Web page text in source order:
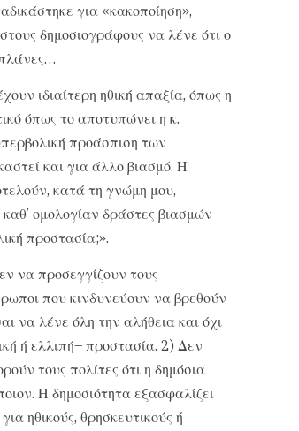
για «κακοποίηση»,
δημοσιογράφους να λένε ότι ο
ιδιαίτερη ηθική απαξία, όπως η
όπως το αποτυπώνει η κ.
προάσπιση των
και για άλλο βιασμό. Η
κατά τη γνώμη μου,
ομολογίαν δράστες βιασμών
προστασία;».
να προσεγγίζουν τους
που κινδυνεύουν να βρεθούν
να λένε όλη την αλήθεια και όχι
ή ελλιπή– προστασία. 2) Δεν
τους πολίτες ότι η δημόσια
Η δημοσιότητα εξασφαλίζει
ηθικούς, θρησκευτικούς ή